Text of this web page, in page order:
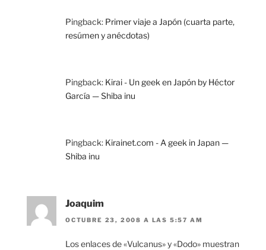
Pingback: Primer viaje a Japón (cuarta parte,
resúmen y anécdotas)
Pingback: Kirai - Un geek en Japón by Héctor
García — Shiba inu
Pingback: Kirainet.com - A geek in Japan —
Shiba inu
Joaquim
OCTUBRE 23, 2008 A LAS 5:57 AM
Los enlaces de «Vulcanus» y «Dodo» muestran